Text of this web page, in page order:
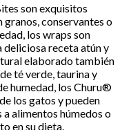
son exquisitos
granos, conservantes o
los wraps son
deliciosa receta atún y
elaborado también
té verde, taurina y
humedad, los Churu®
los gatos y pueden
alimentos húmedos o
en su dieta.